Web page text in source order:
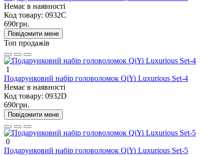
Немає в наявності
Код товару: 0932C
690грн.
Повідомити мене
Топ продажів
1
Подарунковий набір головоломок QiYi Luxurious Set-4
Немає в наявності
Код товару: 0932D
690грн.
Повідомити мене
0
Подарунковий набір головоломок QiYi Luxurious Set-5